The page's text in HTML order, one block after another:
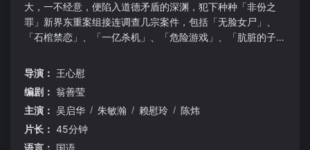
大，一不经意，便陷入道德矛盾的深渊，犯下种种「非份之
罪」新界东重案组接连调查几宗案件，包括「无脸女尸」、
「石棺禁恋」、「一亿杀机」、「危险游戏」、「肮脏的子
成一桩桩匪夷所思的迷案，揭露触摸不透的人性黑暗面。
导演： 王心慰
编剧： 翁善莹
主演： 吴启华 / 朱敏瀚 / 赖慰玲 / 陈炜
片长： 45分钟
语言： 国语